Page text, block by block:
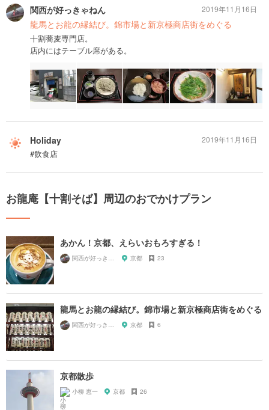
関西が好っきゃねん
龍馬とお龍の縁結び。錦市場と新京極商店街をめぐる
十割蕎麦専門店。
店内にはテーブル席がある。
2019年11月16日
Holiday
#飲食店
2019年11月16日
お龍庵【十割そば】周辺のおでかけプラン
あかん！京都、えらいおもろすぎる！
関西が好っきゃねん 京都 23
龍馬とお龍の縁結び。錦市場と新京極商店街をめぐる
関西が好っきゃねん 京都 6
京都散歩
小柳 恵一 京都 26